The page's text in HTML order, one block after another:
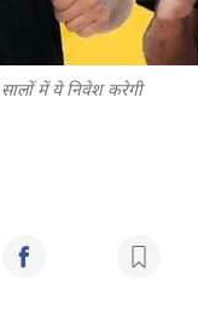
में ये निवेश करेगी